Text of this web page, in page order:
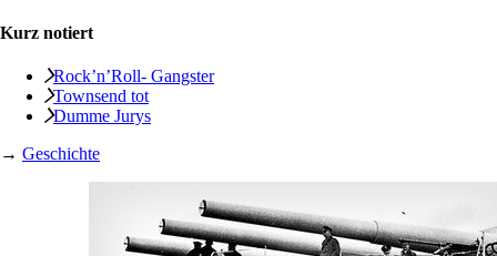
Kurz notiert
Rock’n’Roll- Gangster
Townsend tot
Dumme Jurys
→ Geschichte